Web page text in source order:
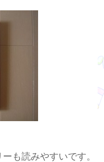
も読みやすいです。